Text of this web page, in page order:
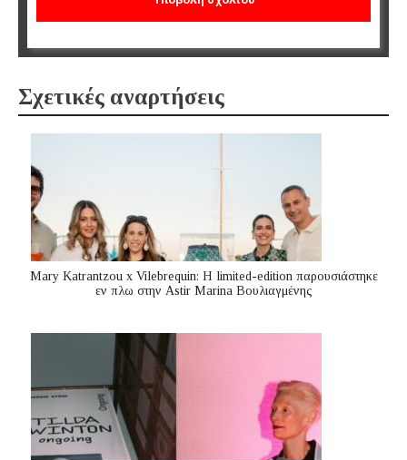
Σχετικές αναρτήσεις
Mary Katrantzou x Vilebrequin: Η limited-edition παρουσιάστηκε
εν πλω στην Astir Marina Βουλιαγμένης